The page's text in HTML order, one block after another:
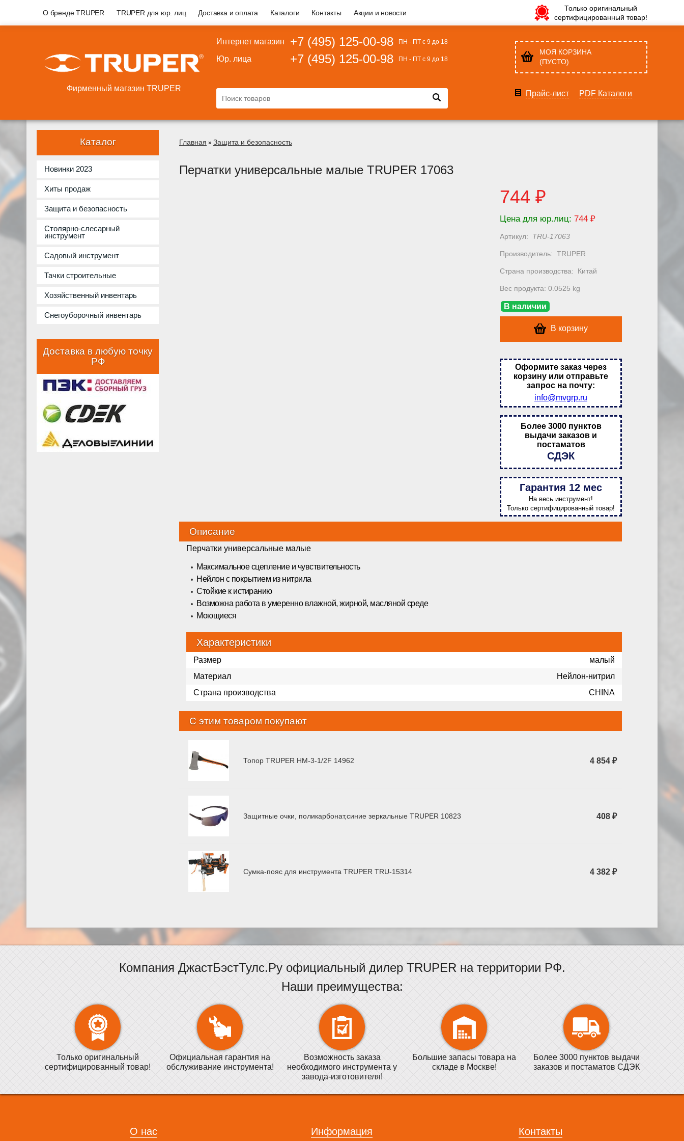
О бренде TRUPER TRUPER для юр. лиц Доставка и оплата Каталоги Контакты Акции и новости
Только оригинальный
сертифицированный товар!
Фирменный магазин TRUPER
Интернет магазин +7 (495) 125-00-98 ПН - ПТ с 9 до 18
Юр. лица +7 (495) 125-00-98 ПН - ПТ с 9 до 18
МОЯ КОРЗИНА
(ПУСТО)
Прайс-лист PDF Каталоги
Каталог
Новинки 2023
Хиты продаж
Защита и безопасность
Столярно-слесарный
инструмент
Садовый инструмент
Тачки строительные
Хозяйственный инвентарь
Снегоуборочный инвентарь
Доставка в любую точку
РФ
Главная » Защита и безопасность
Перчатки универсальные малые TRUPER 17063
744 ₽
Цена для юр.лиц: 744 ₽
Артикул: TRU-17063
Производитель: TRUPER
Страна производства: Китай
Вес продукта: 0.0525 kg
В наличии
В корзину
Оформите заказ через
корзину или отправьте
запрос на почту:
info@mvgrp.ru
Более 3000 пунктов
выдачи заказов и
постаматов
СДЭК
Гарантия 12 мес
На весь инструмент!
Только сертифицированный товар!
Описание
Перчатки универсальные малые
Максимальное сцепление и чувствительность
Нейлон с покрытием из нитрила
Стойкие к истиранию
Возможна работа в умеренно влажной, жирной, масляной среде
Моющиеся
Характеристики
Размер
малый
Материал
Нейлон-нитрил
Страна производства
CHINA
С этим товаром покупают
Топор TRUPER HM-3-1/2F 14962 4 854 ₽
Защитные очки, поликарбонат,синие зеркальные TRUPER 10823 408 ₽
Сумка-пояс для инструмента TRUPER TRU-15314 4 382 ₽
Компания ДжастБэстТулс.Ру официальный дилер TRUPER на территории РФ.
Наши преимущества:
Только оригинальный
сертифицированный товар!
Официальная гарантия на
обслуживание инструмента!
Возможность заказа
необходимого инструмента у
завода-изготовителя!
Большие запасы товара на
складе в Москве!
Более 3000 пунктов выдачи
заказов и постаматов СДЭК
О нас Информация Контакты